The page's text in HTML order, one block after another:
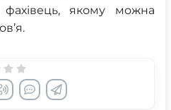
якому можна